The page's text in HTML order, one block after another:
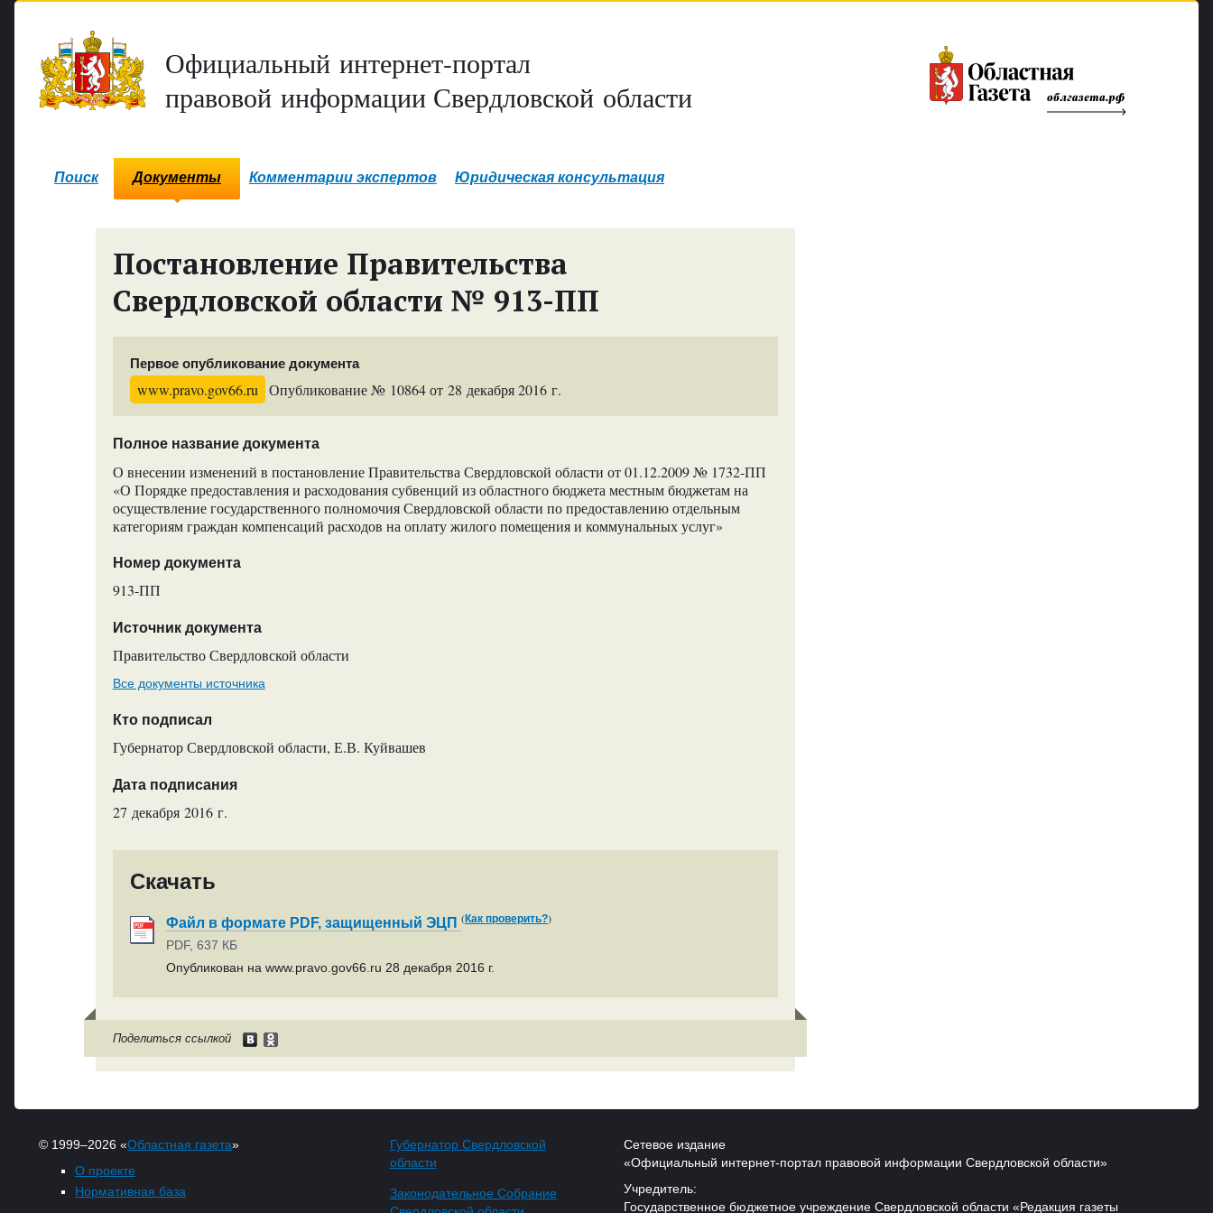
Официальный интернет-портал
правовой информации Свердловской области
Поиск Документы Комментарии экспертов Юридическая консультация
Постановление Правительства
Свердловской области № 913-ПП
Первое опубликование документа
www.pravo.gov66.ru Опубликование № 10864 от 28 декабря 2016 г.
Полное название документа
О внесении изменений в постановление Правительства Свердловской области от 01.12.2009 № 1732-ПП
«О Порядке предоставления и расходования субвенций из областного бюджета местным бюджетам на
осуществление государственного полномочия Свердловской области по предоставлению отдельным
категориям граждан компенсаций расходов на оплату жилого помещения и коммунальных услуг»
Номер документа
913-ПП
Источник документа
Правительство Свердловской области
Все документы источника
Кто подписал
Губернатор Свердловской области, Е.В. Куйвашев
Дата подписания
27 декабря 2016 г.
Скачать
Файл в формате PDF, защищенный ЭЦП (Как проверить?)
PDF, 637 КБ
Опубликован на www.pravo.gov66.ru 28 декабря 2016 г.
Поделиться ссылкой
© 1999–2026 «Областная газета»
О проекте
Нормативная база
Губернатор Свердловской
области
Законодательное Собрание
Сетевое издание
«Официальный интернет-портал правовой информации Свердловской области»
Учредитель:
Государственное бюджетное учреждение Свердловской области «Редакция газеты